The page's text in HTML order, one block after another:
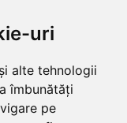
uri
alte tehnologii
îmbunătăți
pe
longboard